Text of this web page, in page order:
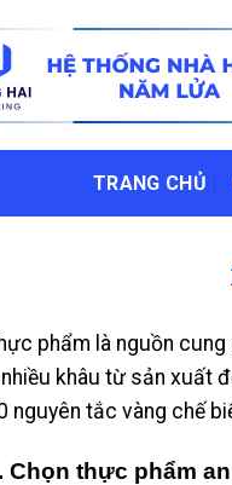
TRANG CHỦ
phẩm là nguồn
khâu từ sản xuất
nguyên tắc vàng chế
. Chọn thực phẩm